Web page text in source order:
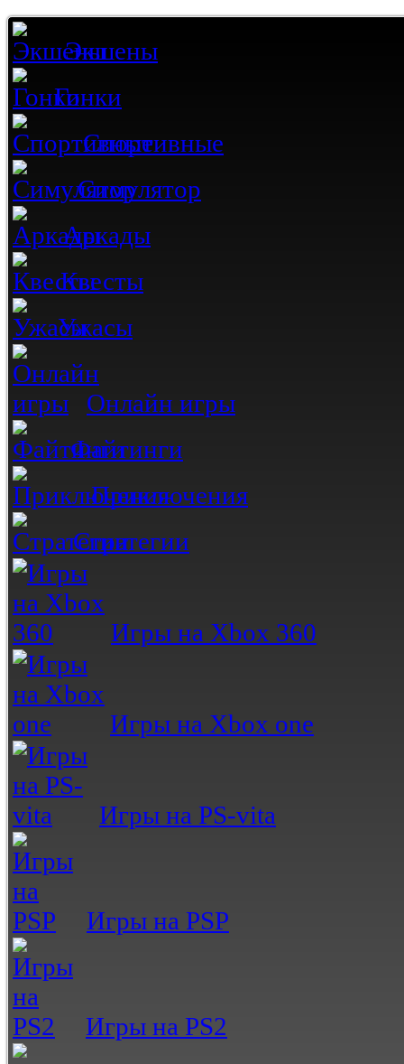
Экшены
Гонки
Спортивные
Симулятор
Аркады
Квесты
Ужасы
Онлайн игры
Файтинги
Приключения
Стратегии
Игры на Xbox 360
Игры на Xbox one
Игры на PS-vita
Игры на PSP
Игры на PS2